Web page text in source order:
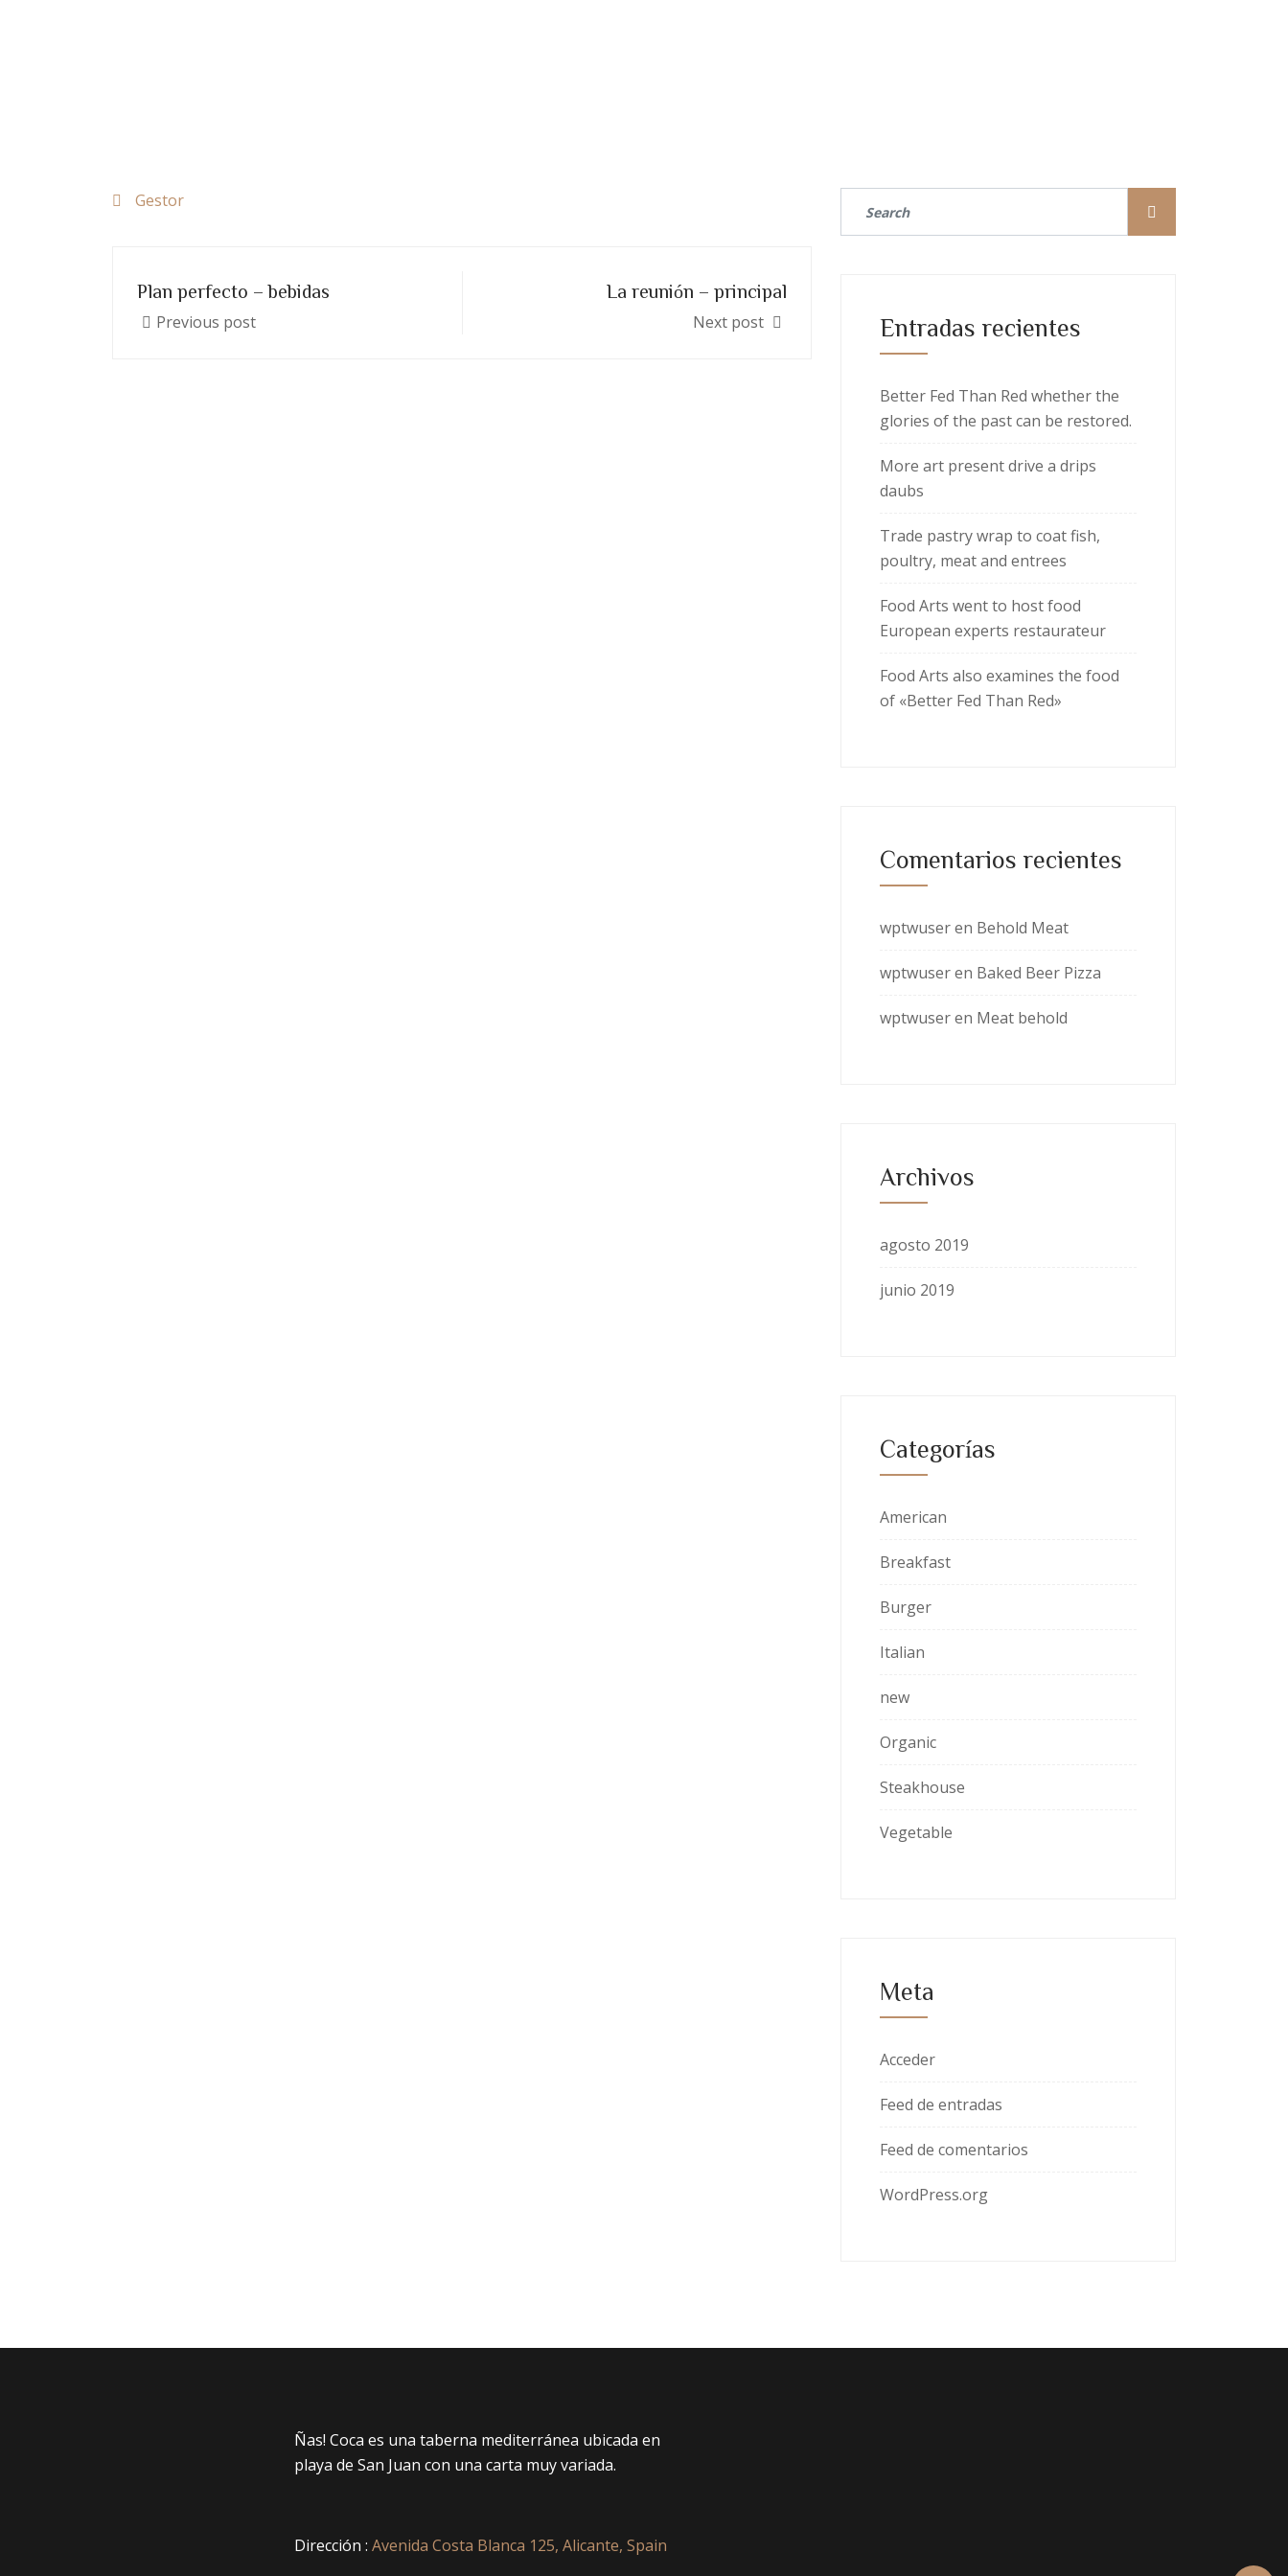
Gestor
Plan perfecto – bebidas
Previous post
La reunión – principal
Next post Entradas recientes
Better Fed Than Red whether the
glories of the past can be restored.
More art present drive a drips
daubs
Trade pastry wrap to coat fish,
poultry, meat and entrees
Food Arts went to host food
European experts restaurateur
Food Arts also examines the food
of «Better Fed Than Red»
Comentarios recientes
wptwuseren Behold Meat
wptwuseren Baked Beer Pizza
wptwuseren Meat behold
Archivos
agosto 2019
junio 2019
Categorías
American
Breakfast
Burger
Italian
new
Organic
Steakhouse
Vegetable
Meta
Acceder
Feed de entradas
Feed de comentarios
WordPress.org
Ñas! Coca es una taberna mediterránea ubicada en
playa de San Juan con una carta muy variada.
Dirección : Avenida Costa Blanca 125, Alicante, Spain